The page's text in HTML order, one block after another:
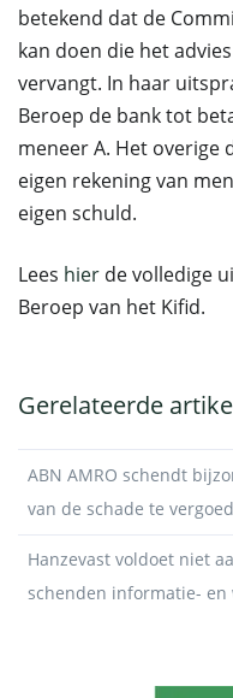
betekend dat de
kan doen die het
vervangt. In haar
Beroep de bank tot
meneer A. Het overige
eigen rekening van
eigen schuld.
Lees hier de volledige
Beroep van het Kifid.
Gerelateerde
ABN AMRO schendt
van de schade te
Hanzevast voldoet niet
schenden informatie-